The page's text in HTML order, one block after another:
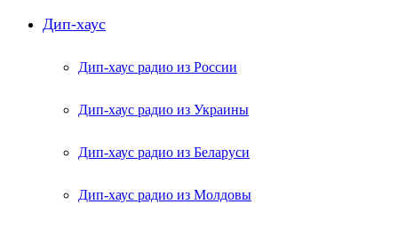
Дип-хаус
Дип-хаус радио из России
Дип-хаус радио из Украины
Дип-хаус радио из Беларуси
Дип-хаус радио из Молдовы